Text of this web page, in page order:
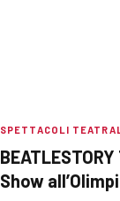
SPETTACOLI
Show